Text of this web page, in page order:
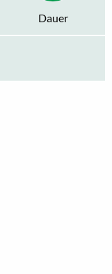
Dauer